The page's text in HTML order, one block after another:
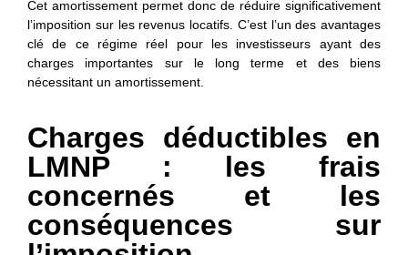
Cet amortissement permet donc de réduire significativement
l’imposition sur les revenus locatifs. C’est l’un des avantages
clé de ce régime réel pour les investisseurs ayant des
charges importantes sur le long terme et des biens
nécessitant un amortissement.
Charges déductibles en
LMNP : les frais
concernés et les
conséquences sur